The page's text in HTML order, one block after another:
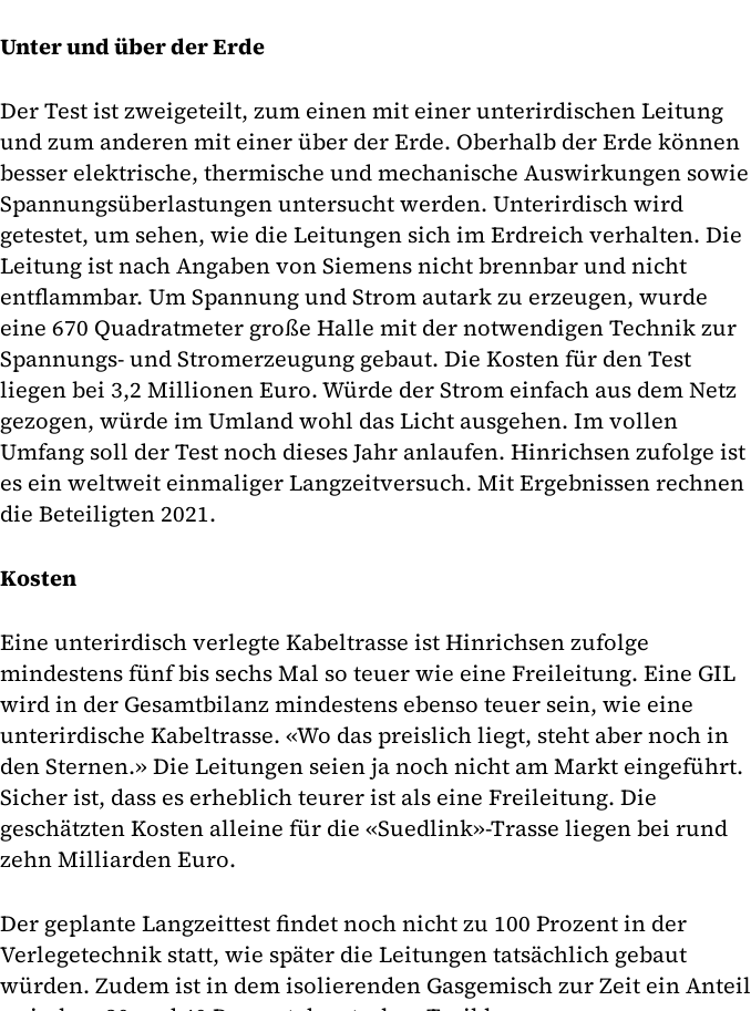
Unter und über der Erde
Der Test ist zweigeteilt, zum einen mit einer unterirdischen Leitung
und zum anderen mit einer über der Erde. Oberhalb der Erde können
besser elektrische, thermische und mechanische Auswirkungen sowie
Spannungsüberlastungen untersucht werden. Unterirdisch wird
getestet, um sehen, wie die Leitungen sich im Erdreich verhalten. Die
Leitung ist nach Angaben von Siemens nicht brennbar und nicht
entflammbar. Um Spannung und Strom autark zu erzeugen, wurde
eine 670 Quadratmeter große Halle mit der notwendigen Technik zur
Spannungs- und Stromerzeugung gebaut. Die Kosten für den Test
liegen bei 3,2 Millionen Euro. Würde der Strom einfach aus dem Netz
gezogen, würde im Umland wohl das Licht ausgehen. Im vollen
Umfang soll der Test noch dieses Jahr anlaufen. Hinrichsen zufolge ist
es ein weltweit einmaliger Langzeitversuch. Mit Ergebnissen rechnen
die Beteiligten 2021.
Kosten
Eine unterirdisch verlegte Kabeltrasse ist Hinrichsen zufolge
mindestens fünf bis sechs Mal so teuer wie eine Freileitung. Eine GIL
wird in der Gesamtbilanz mindestens ebenso teuer sein, wie eine
unterirdische Kabeltrasse. «Wo das preislich liegt, steht aber noch in
den Sternen.» Die Leitungen seien ja noch nicht am Markt eingeführt.
Sicher ist, dass es erheblich teurer ist als eine Freileitung. Die
geschätzten Kosten alleine für die «Suedlink»-Trasse liegen bei rund
zehn Milliarden Euro.
Der geplante Langzeittest findet noch nicht zu 100 Prozent in der
Verlegetechnik statt, wie später die Leitungen tatsächlich gebaut
würden. Zudem ist in dem isolierenden Gasgemisch zur Zeit ein Anteil